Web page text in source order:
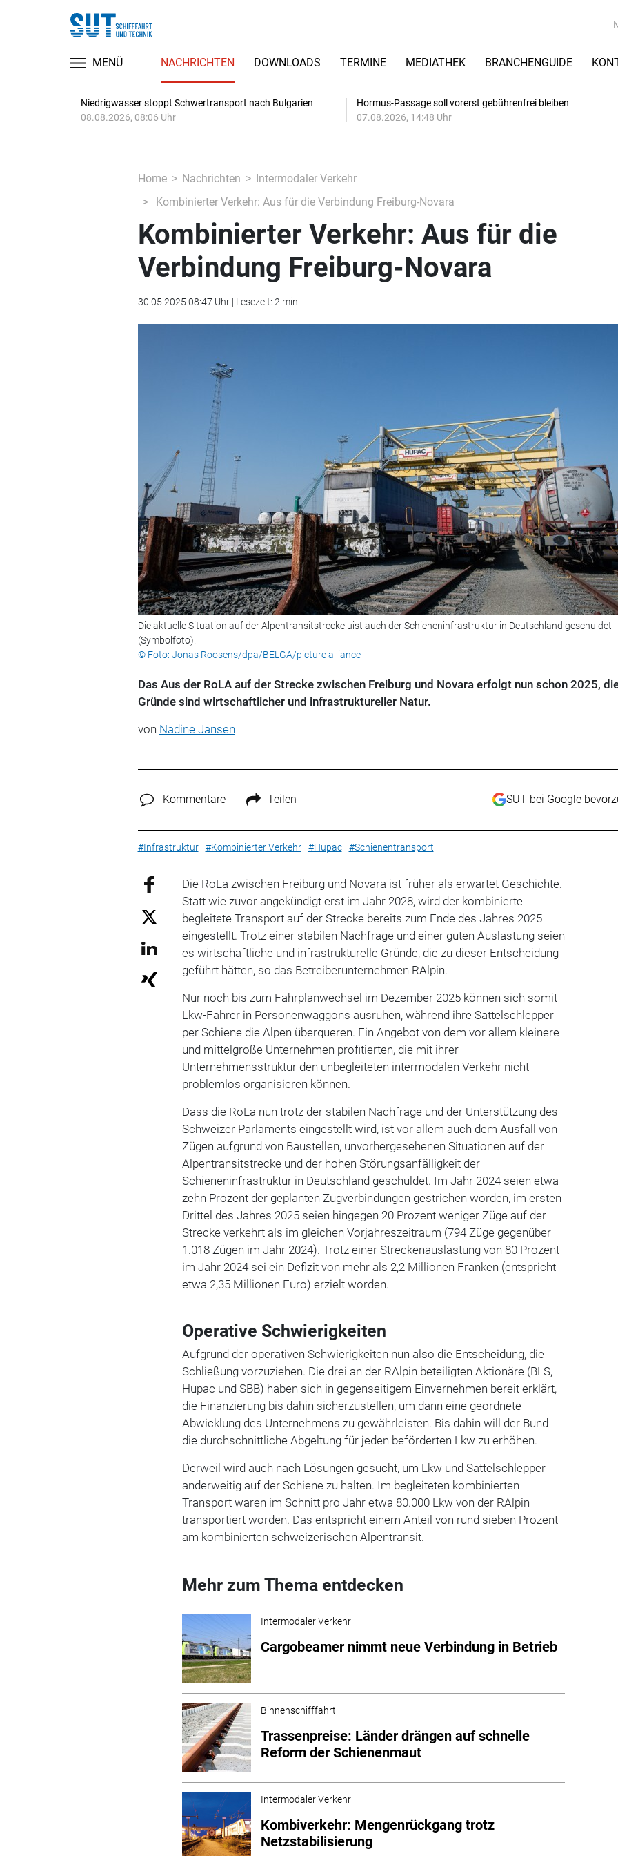
MENÜ NACHRICHTEN DOWNLOADS TERMINE MEDIATHEK BRANCHENGUIDE
Niedrigwasser stoppt Schwertransport nach Bulgarien
08.08.2026, 08:06 Uhr
Hormus-Passage soll vorerst gebührenfrei bleiben
07.08.2026, 14:48 Uhr
Home Nachrichten
Intermodaler Verkehr
Kombinierter Verkehr: Aus für die Verbindung Freiburg-Novara
Kombinierter Verkehr: Aus für die
Verbindung Freiburg-Novara
30.05.2025 08:47 Uhr | Lesezeit: 2 min
Die aktuelle Situation auf der Alpentransitstrecke uist auch der Schieneninfrastruktur in Deutschland geschuldet
(Symbolfoto).
© Foto: Jonas Roosens/dpa/BELGA/picture alliance
Das Aus der RoLA auf der Strecke zwischen Freiburg und Novara erfolgt nun schon 2025,
Gründe sind wirtschaftlicher und infrastruktureller Natur.
von Nadine Jansen
Kommentare Teilen SUT bei Google
#Infrastruktur #Kombinierter Verkehr #Hupac #Schienentransport
Die RoLa zwischen Freiburg und Novara ist früher als erwartet Geschichte.
Statt wie zuvor angekündigt erst im Jahr 2028, wird der kombinierte
begleitete Transport auf der Strecke bereits zum Ende des Jahres 2025
eingestellt. Trotz einer stabilen Nachfrage und einer guten Auslastung seien
es wirtschaftliche und infrastrukturelle Gründe, die zu dieser Entscheidung
geführt hätten, so das Betreiberunternehmen RAlpin.
Nur noch bis zum Fahrplanwechsel im Dezember 2025 können sich somit
Lkw-Fahrer in Personenwaggons ausruhen, während ihre Sattelschlepper
per Schiene die Alpen überqueren. Ein Angebot von dem vor allem kleinere
und mittelgroße Unternehmen profitierten, die mit ihrer
Unternehmensstruktur den unbegleiteten intermodalen Verkehr nicht
problemlos organisieren können.
Dass die RoLa nun trotz der stabilen Nachfrage und der Unterstützung des
Schweizer Parlaments eingestellt wird, ist vor allem auch dem Ausfall von
Zügen aufgrund von Baustellen, unvorhergesehenen Situationen auf der
Alpentransitstrecke und der hohen Störungsanfälligkeit der
Schieneninfrastruktur in Deutschland geschuldet. Im Jahr 2024 seien etwa
zehn Prozent der geplanten Zugverbindungen gestrichen worden, im ersten
Drittel des Jahres 2025 seien hingegen 20 Prozent weniger Züge auf der
Strecke verkehrt als im gleichen Vorjahreszeitraum (794 Züge gegenüber
1.018 Zügen im Jahr 2024). Trotz einer Streckenauslastung von 80 Prozent
im Jahr 2024 sei ein Defizit von mehr als 2,2 Millionen Franken (entspricht
etwa 2,35 Millionen Euro) erzielt worden.
Operative Schwierigkeiten
Aufgrund der operativen Schwierigkeiten nun also die Entscheidung, die
Schließung vorzuziehen. Die drei an der RAlpin beteiligten Aktionäre (BLS,
Hupac und SBB) haben sich in gegenseitigem Einvernehmen bereit erklärt,
die Finanzierung bis dahin sicherzustellen, um dann eine geordnete
Abwicklung des Unternehmens zu gewährleisten. Bis dahin will der Bund
die durchschnittliche Abgeltung für jeden beförderten Lkw zu erhöhen.
Derweil wird auch nach Lösungen gesucht, um Lkw und Sattelschlepper
anderweitig auf der Schiene zu halten. Im begleiteten kombinierten
Transport waren im Schnitt pro Jahr etwa 80.000 Lkw von der RAlpin
transportiert worden. Das entspricht einem Anteil von rund sieben Prozent
am kombinierten schweizerischen Alpentransit.
Mehr zum Thema entdecken
Intermodaler Verkehr
Cargobeamer nimmt neue Verbindung in Betrieb
Binnenschifffahrt
Trassenpreise: Länder drängen auf schnelle
Reform der Schienenmaut
Intermodaler Verkehr
Kombiverkehr: Mengenrückgang trotz
Netzstabilisierung